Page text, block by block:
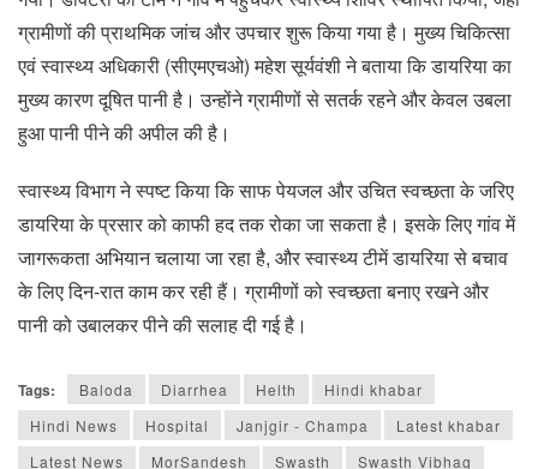
ग्रामीणों की प्राथमिक जांच और उपचार शुरू किया गया है। मुख्य चिकित्सा
एवं स्वास्थ्य अधिकारी (सीएमएचओ) महेश सूर्यवंशी ने बताया कि डायरिया का
मुख्य कारण दूषित पानी है। उन्होंने ग्रामीणों से सतर्क रहने और केवल उबला
हुआ पानी पीने की अपील की है।
स्वास्थ्य विभाग ने स्पष्ट किया कि साफ पेयजल और उचित स्वच्छता के जरिए
डायरिया के प्रसार को काफी हद तक रोका जा सकता है। इसके लिए गांव में
जागरूकता अभियान चलाया जा रहा है, और स्वास्थ्य टीमें डायरिया से बचाव
के लिए दिन-रात काम कर रही हैं। ग्रामीणों को स्वच्छता बनाए रखने और
पानी को उबालकर पीने की सलाह दी गई है।
Tags: Baloda Diarrhea Helth
Hindi khabar
Hindi News
Hospital Janjgir - Champa
Latest khabar
Latest News
MorSandesh Swasth
Swasth Vibhag